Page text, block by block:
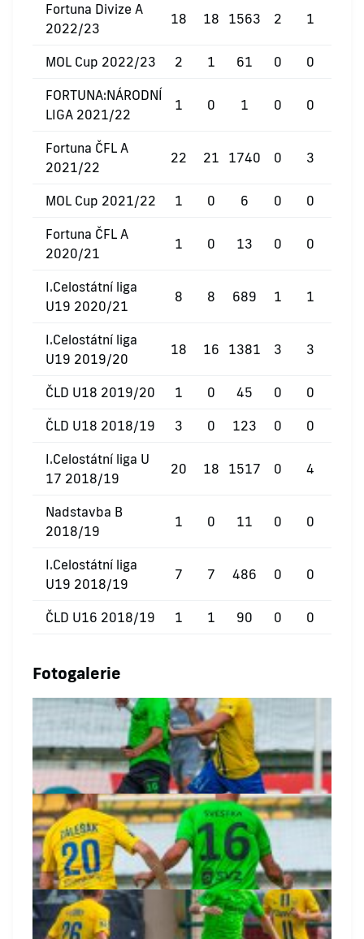
Fortuna Divize A
2022/23
18 18 1563 2 1
MOL Cup 2022/23 2 1 61 0 0
FORTUNA:NÁRODNÍ
LIGA 2021/22
1 0 1 0 0
Fortuna ČFL A
2021/22
22 21 1740 0 3
MOL Cup 2021/22 1 0 6 0 0
Fortuna ČFL A
2020/21
1 0 13 0 0
I.Celostátní liga
U19 2020/21
8 8 689 1 1
I.Celostátní liga
U19 2019/20
18 16 1381 3 3
ČLD U18 2019/20 1 0 45 0 0
ČLD U18 2018/19 3 0 123 0 0
I.Celostátní liga U
17 2018/19
20 18 1517 0 4
Nadstavba B
2018/19
1 0 11 0 0
I.Celostátní liga
U19 2018/19
7 7 486 0 0
ČLD U16 2018/19 1 1 90 0 0
Fotogalerie